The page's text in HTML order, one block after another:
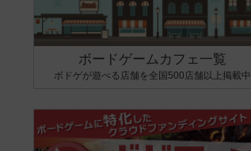
ボードゲームカフェ一覧
ボドゲが遊べる店舗を全国500店舗以上掲載中